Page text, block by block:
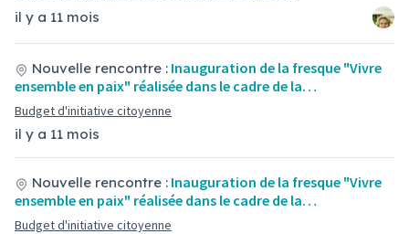
il y a 11 mois
il y a 11 mois
Nouvelle rencontre : Inauguration de la fresque "Vivre
ensemble en paix" réalisée dans le cadre de la…
Budget d'initiative citoyenne
Nouvelle rencontre : Inauguration de la fresque "Vivre
ensemble en paix" réalisée dans le cadre de la…
Budget d'initiative citoyenne